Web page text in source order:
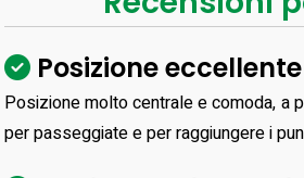
Posizione eccellente
Posizione molto centrale e comoda, a
per passeggiate e per raggiungere i